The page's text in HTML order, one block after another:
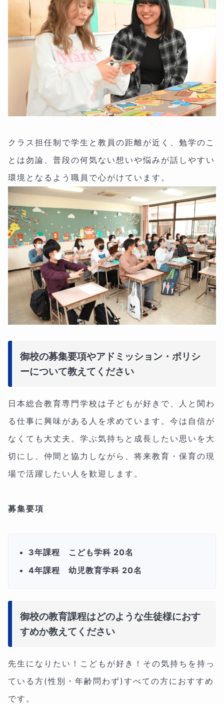
クラス担任制で学生と教員の距離が近く、勉学のこ
とは勿論、普段の何気ない想いや悩みが話しやすい
環境となるよう職員で心がけています。
御校の募集要項やアドミッション・ポリシ
ーについて教えてください
日本総合教育専門学校は子どもが好きで、人と関わ
る仕事に興味がある人を求めています。今は自信が
なくても大丈夫。学ぶ気持ちと成長したい思いを大
切にし、仲間と協力しながら、将来教育・保育の現
場で活躍したい人を歓迎します。
募集要項
3年課程 こども学科 20名
4年課程 幼児教育学科 20名
御校の教育課程はどのような生徒様におす
すめか教えてください
先生になりたい！こどもが好き！その気持ちを持っ
ている方(性別・年齢問わず)すべての方におすすめ
です。